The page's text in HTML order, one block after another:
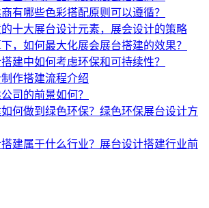
有哪些色彩搭配原则可以遵循？
十大展台设计元素，展会设计的策略
，如何最大化展会展台搭建的效果？
建中如何考虑环保和可持续性？
作搭建流程介绍
司的前景如何？
何做到绿色环保？绿色环保展台设计方
建属于什么行业？展台设计搭建行业前